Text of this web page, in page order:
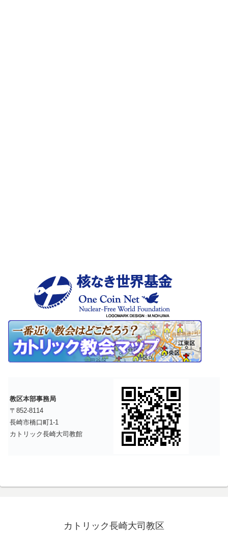
教区本部事務局
〒852-8114
長崎市橋口町1-1
カトリック長崎大司教館
カトリック長崎大司教区